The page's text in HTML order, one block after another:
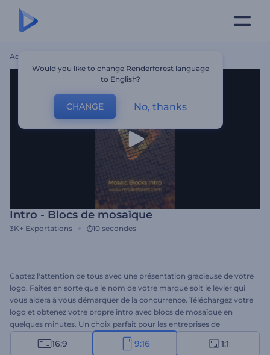
Accueil
Intro - Blocs de mosaïque
3K+ Exportations 10 secondes
Captez l'attention de tous avec une présentation gracieuse de votre
logo. Faites en sorte que le nom de votre marque soit le levier qui
vous aidera à vous démarquer de la concurrence. Téléchargez votre
logo et obtenez votre propre intro avec blocs de mosaïque en
quelques minutes. Un choix parfait pour les entreprises de
construction et de design, les présentations d'entreprise, les
publicités télévisées, et bien plus encore ! Donnez libre cours à votre
16:9 9:16 1:1
Would you like to change Renderforest language
to English?
CHANGE No, thanks